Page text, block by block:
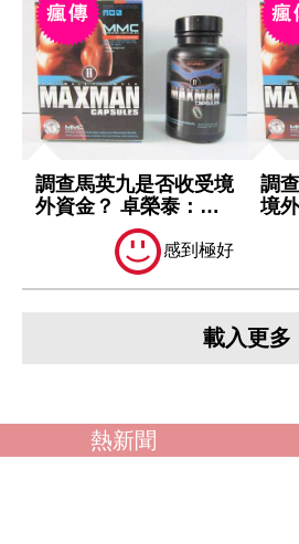
調查馬英九是否收受境
外資金？ 卓榮泰：一
切依法處理
感到極好
調
境
一
載入更多
熱新聞